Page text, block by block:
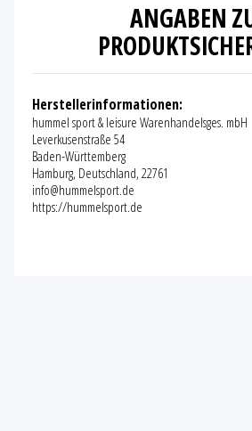
ANGABEN
Herstellerinformationen:
hummel sport & leisure Warenhandelsges. mbH
Leverkusenstraße 54
Baden-Württemberg
Hamburg, Deutschland, 22761
info@hummelsport.de
https://hummelsport.de